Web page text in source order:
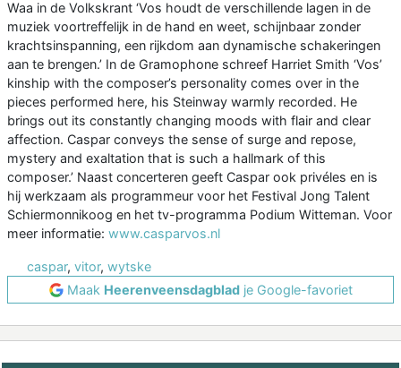
Waa in de Volkskrant ‘Vos houdt de verschillende lagen in de
muziek voortreffelijk in de hand en weet, schijnbaar zonder
krachtsinspanning, een rijkdom aan dynamische schakeringen
aan te brengen.’ In de Gramophone schreef Harriet Smith ‘Vos’
kinship with the composer’s personality comes over in the
pieces performed here, his Steinway warmly recorded. He
brings out its constantly changing moods with flair and clear
affection. Caspar conveys the sense of surge and repose,
mystery and exaltation that is such a hallmark of this
composer.’ Naast concerteren geeft Caspar ook privéles en is
hij werkzaam als programmeur voor het Festival Jong Talent
Schiermonnikoog en het tv-programma Podium Witteman. Voor
meer informatie: www.casparvos.nl
caspar, vitor, wytske
Maak Heerenveensdagbladje Google-favoriet